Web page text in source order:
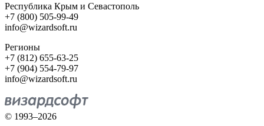
Республика Крым и Севастополь
+7 (800) 505-99-49
info@wizardsoft.ru
Регионы
+7 (812) 655-63-25
+7 (904) 554-79-97
info@wizardsoft.ru
© 1993–2026